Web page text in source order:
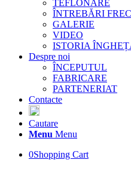
TEFLONARE
ÎNTREBĂRI
GALERIE
VIDEO
ISTORIA
Despre noi
ÎNCEPUTUL
FABRICARE
PARTENERIAT
Contacte
Cautare
Menu Menu
0Shopping Cart